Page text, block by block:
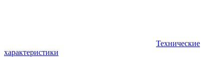
Технические
характеристики